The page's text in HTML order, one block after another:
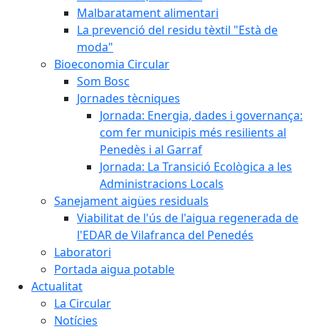
Malbaratament alimentari
La prevenció del residu tèxtil "Està de
moda"
Bioeconomia Circular
Som Bosc
Jornades tècniques
Jornada: Energia, dades i governança:
com fer municipis més resilients al
Penedès i al Garraf
Jornada: La Transició Ecològica a les
Administracions Locals
Sanejament aigües residuals
Viabilitat de l'ús de l'aigua regenerada de
l'EDAR de Vilafranca del Penedés
Laboratori
Portada aigua potable
Actualitat
La Circular
Notícies